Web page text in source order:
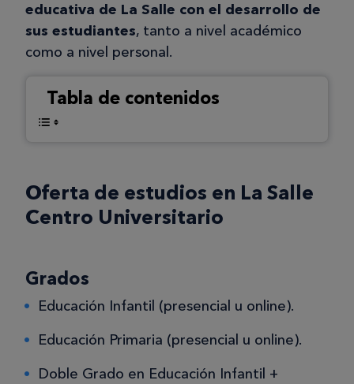
educativa de La Salle con el desarrollo de
sus estudiantes, tanto a nivel académico
como a nivel personal.
Tabla de contenidos
Oferta de estudios en La Salle
Centro Universitario
Grados
Educación Infantil (presencial u online).
Educación Primaria (presencial u online).
Doble Grado en Educación Infantil +